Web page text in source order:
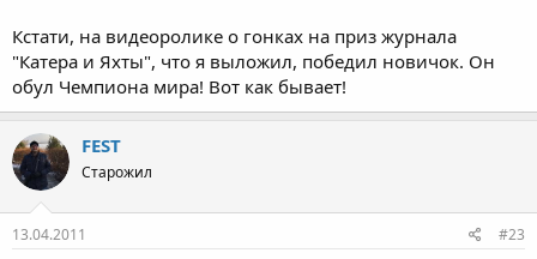
Кстати, на видеоролике о гонках на приз журнала
"Катера и Яхты", что я выложил, победил новичок. Он
обул Чемпиона мира! Вот как бывает!
FEST
Старожил
13.04.2011 #23